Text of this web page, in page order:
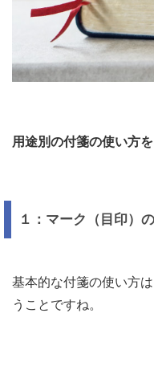
用途別の付箋の使い方
１：マーク（目印）
基本的な付箋の使い方
うことですね。